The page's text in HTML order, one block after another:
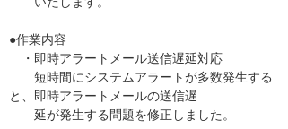
●作業内容
・即時アラートメール送信遅延対応
短時間にシステムアラートが多数発生する
と、即時アラートメールの送信遅
延が発生する問題を修正しました。